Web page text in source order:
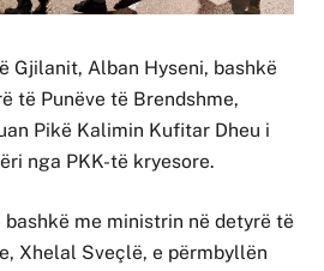
Gjilanit, Alban Hyseni, bashkë
të Punëve të Brendshme,
Pikë Kalimin Kufitar Dheu i
nga PKK-të kryesore.
me ministrin në detyrë të
Xhelal Sveçlë, e përmbyllën